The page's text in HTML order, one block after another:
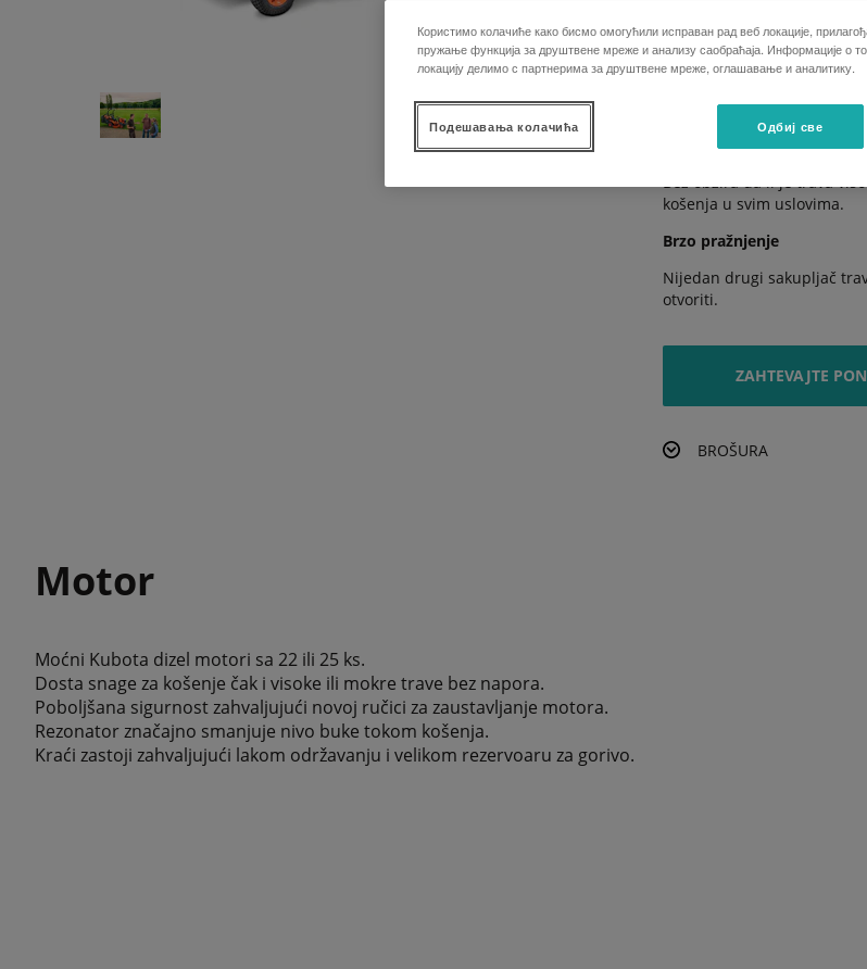
Nove kosačice serije G
Efikasan rad
Nove kosačice su
Savršen rez
Bez obzira da li je trava
košenja u svim uslovima.
Brzo pražnjenje
Nijedan drugi sakupljač
otvoriti.
ZAHTEVAJTE
BROŠURA
Motor
Moćni Kubota dizel motori sa 22 ili 25 ks.
Dosta snage za košenje čak i visoke ili mokre trave bez napora.
Poboljšana sigurnost zahvaljujući novoj ručici za zaustavljanje motora.
Rezonator značajno smanjuje nivo buke tokom košenja.
Kraći zastoji zahvaljujući lakom održavanju i velikom rezervoaru za gorivo.
Користимо колачиће како бисмо омогућили исправан рад веб локације,
пружање функција за друштвене мреже и анализу саобраћаја. Информације о
локацију делимо с партнерима за друштвене мреже, оглашавање и аналитику.
Одбиј све
Подешавања колачића